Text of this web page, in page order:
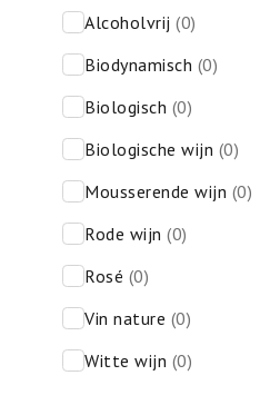
alcoholvrij (0)
biodynamisch (0)
biologisch (0)
biologische wijn (0)
mousserende wijn (0)
rode wijn (0)
rosé (0)
vin nature (0)
witte wijn (0)